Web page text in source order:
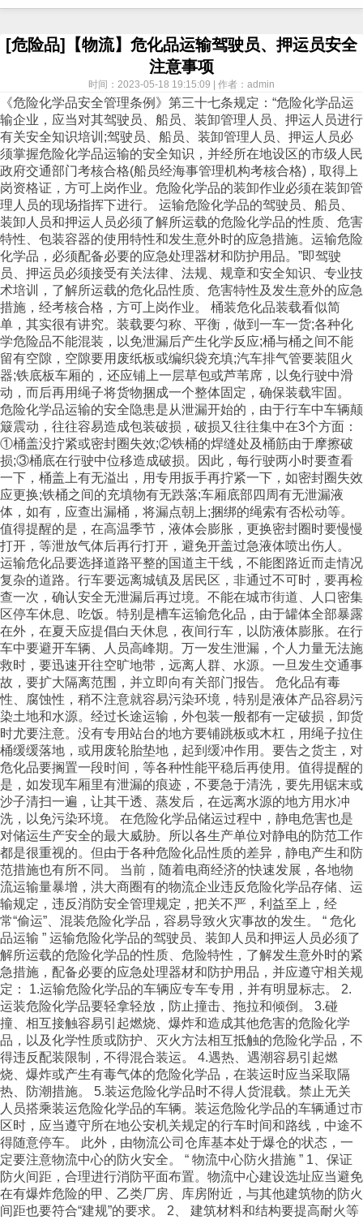
[危险品]【物流】危化品运输驾驶员、押运员安全
注意事项
时间：2023-05-18 19:15:09 | 作者：admin
《危险化学品安全管理条例》第三十七条规定：“危险化学品运
输企业，应当对其驾驶员、船员、装卸管理人员、押运人员进行
有关安全知识培训;驾驶员、船员、装卸管理人员、押运人员必
须掌握危险化学品运输的安全知识，并经所在地设区的市级人民
政府交通部门考核合格(船员经海事管理机构考核合格)，取得上
岗资格证，方可上岗作业。危险化学品的装卸作业必须在装卸管
理人员的现场指挥下进行。 运输危险化学品的驾驶员、船员、
装卸人员和押运人员必须了解所运载的危险化学品的性质、危害
特性、包装容器的使用特性和发生意外时的应急措施。运输危险
化学品，必须配备必要的应急处理器材和防护用品。”即驾驶
员、押运员必须接受有关法律、法规、规章和安全知识、专业技
术培训，了解所运载的危化品性质、危害特性及发生意外的应急
措施，经考核合格，方可上岗作业。 桶装危化品装载看似简
单，其实很有讲究。装载要匀称、平衡，做到一车一货;各种化
学危险品不能混装，以免泄漏后产生化学反应;桶与桶之间不能
留有空隙，空隙要用废纸板或编织袋充填;汽车排气管要装阻火
器;铁底板车厢的，还应铺上一层草包或芦苇席，以免行驶中滑
动，而后再用绳子将货物捆成一个整体固定，确保装载牢固。
危险化学品运输的安全隐患是从泄漏开始的，由于行车中车辆颠
簸震动，往往容易造成包装破损，破损又往往集中在3个方面：
①桶盖没拧紧或密封圈失效;②铁桶的焊缝处及桶筋由于摩擦破
损;③桶底在行驶中位移造成破损。因此，每行驶两小时要查看
一下，桶盖上有无溢出，用专用扳手再拧紧一下，如密封圈失效
应更换;铁桶之间的充填物有无跌落;车厢底部四周有无泄漏液
体，如有，应查出漏桶，将漏点朝上;捆绑的绳索有否松动等。
值得提醒的是，在高温季节，液体会膨胀，更换密封圈时要慢慢
打开，等泄放气体后再行打开，避免开盖过急液体喷出伤人。
运输危化品要选择道路平整的国道主干线，不能图路近而走情况
复杂的道路。行车要远离城镇及居民区，非通过不可时，要再检
查一次，确认安全无泄漏后再过境。不能在城市街道、人口密集
区停车休息、吃饭。特别是槽车运输危化品，由于罐体全部暴露
在外，在夏天应提倡白天休息，夜间行车，以防液体膨胀。在行
车中要避开车辆、人员高峰期。万一发生泄漏，个人力量无法施
救时，要迅速开往空旷地带，远离人群、水源。一旦发生交通事
故，要扩大隔离范围，并立即向有关部门报告。 危化品有毒
性、腐蚀性，稍不注意就容易污染环境，特别是液体产品容易污
染土地和水源。经过长途运输，外包装一般都有一定破损，卸货
时尤要注意。没有专用站台的地方要铺跳板或木杠，用绳子拉住
桶缓缓落地，或用废轮胎垫地，起到缓冲作用。要告之货主，对
危化品要搁置一段时间，等各种性能平稳后再使用。值得提醒的
是，如发现车厢里有泄漏的痕迹，不要急于清洗，要先用锯末或
沙子清扫一遍，让其干透、蒸发后，在远离水源的地方用水冲
洗，以免污染环境。 在危险化学品储运过程中，静电危害也是
对储运生产安全的最大威胁。所以各生产单位对静电的防范工作
都是很重视的。但由于各种危险化品性质的差异，静电产生和防
范措施也有所不同。 当前，随着电商经济的快速发展，各地物
流运输量暴增，洪大商圈有的物流企业违反危险化学品存储、运
输规定，违反消防安全管理规定，把关不严，利益至上，经
常“偷运”、混装危险化学品，容易导致火灾事故的发生。 “ 危化
品运输 ” 运输危险化学品的驾驶员、装卸人员和押运人员必须了
解所运载的危险化学品的性质、危险特性，了解发生意外时的紧
急措施，配备必要的应急处理器材和防护用品，并应遵守相关规
定： 1.运输危险化学品的车辆应专车专用，并有明显标志。 2.
运装危险化学品要轻拿轻放，防止撞击、拖拉和倾倒。 3.碰
撞、相互接触容易引起燃烧、爆炸和造成其他危害的危险化学
品，以及化学性质或防护、灭火方法相互抵触的危险化学品，不
得违反配装限制，不得混合装运。 4.遇热、遇潮容易引起燃
烧、爆炸或产生有毒气体的危险化学品，在装运时应当采取隔
热、防潮措施。 5.装运危险化学品时不得人货混载。禁止无关
人员搭乘装运危险化学品的车辆。装运危险化学品的车辆通过市
区时，应当遵守所在地公安机关规定的行车时间和路线，中途不
得随意停车。 此外，由物流公司仓库基本处于爆仓的状态，一
定要注意物流中心的防火安全。 “ 物流中心防火措施 ” 1、保证
防火间距，合理进行消防平面布置。物流中心建设选址应当避免
在有爆炸危险的甲、乙类厂房、库房附近，与其他建筑物的防火
间距也要符合“建规”的要求。 2、 建筑材料和结构要提高耐火等